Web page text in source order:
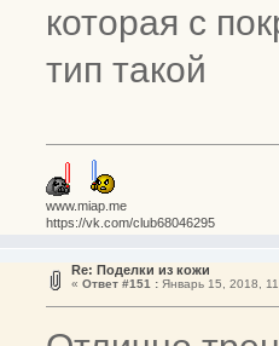
которая с
тип такой
www.miap.me
https://vk.com/club68046295
Re: Поделки из кожи
« Ответ #151 :Январь 15, 2018,